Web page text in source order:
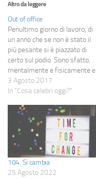
Altro da leggere
Out of office
Penultimo giorno di lavoro, di
un anno che se non è stato il
più pesante si è piazzato di
certo sul podio. Sono sfatto,
mentalmente e fisicamente e
tre settimane di stacco non
sembrano solo necessarie,
bastare. Tra meno di una
settimana saremo a Berlino,
3 Agosto 2017
In "Cosa celebri oggi?"
104. Si cambia
25 Agosto 2022